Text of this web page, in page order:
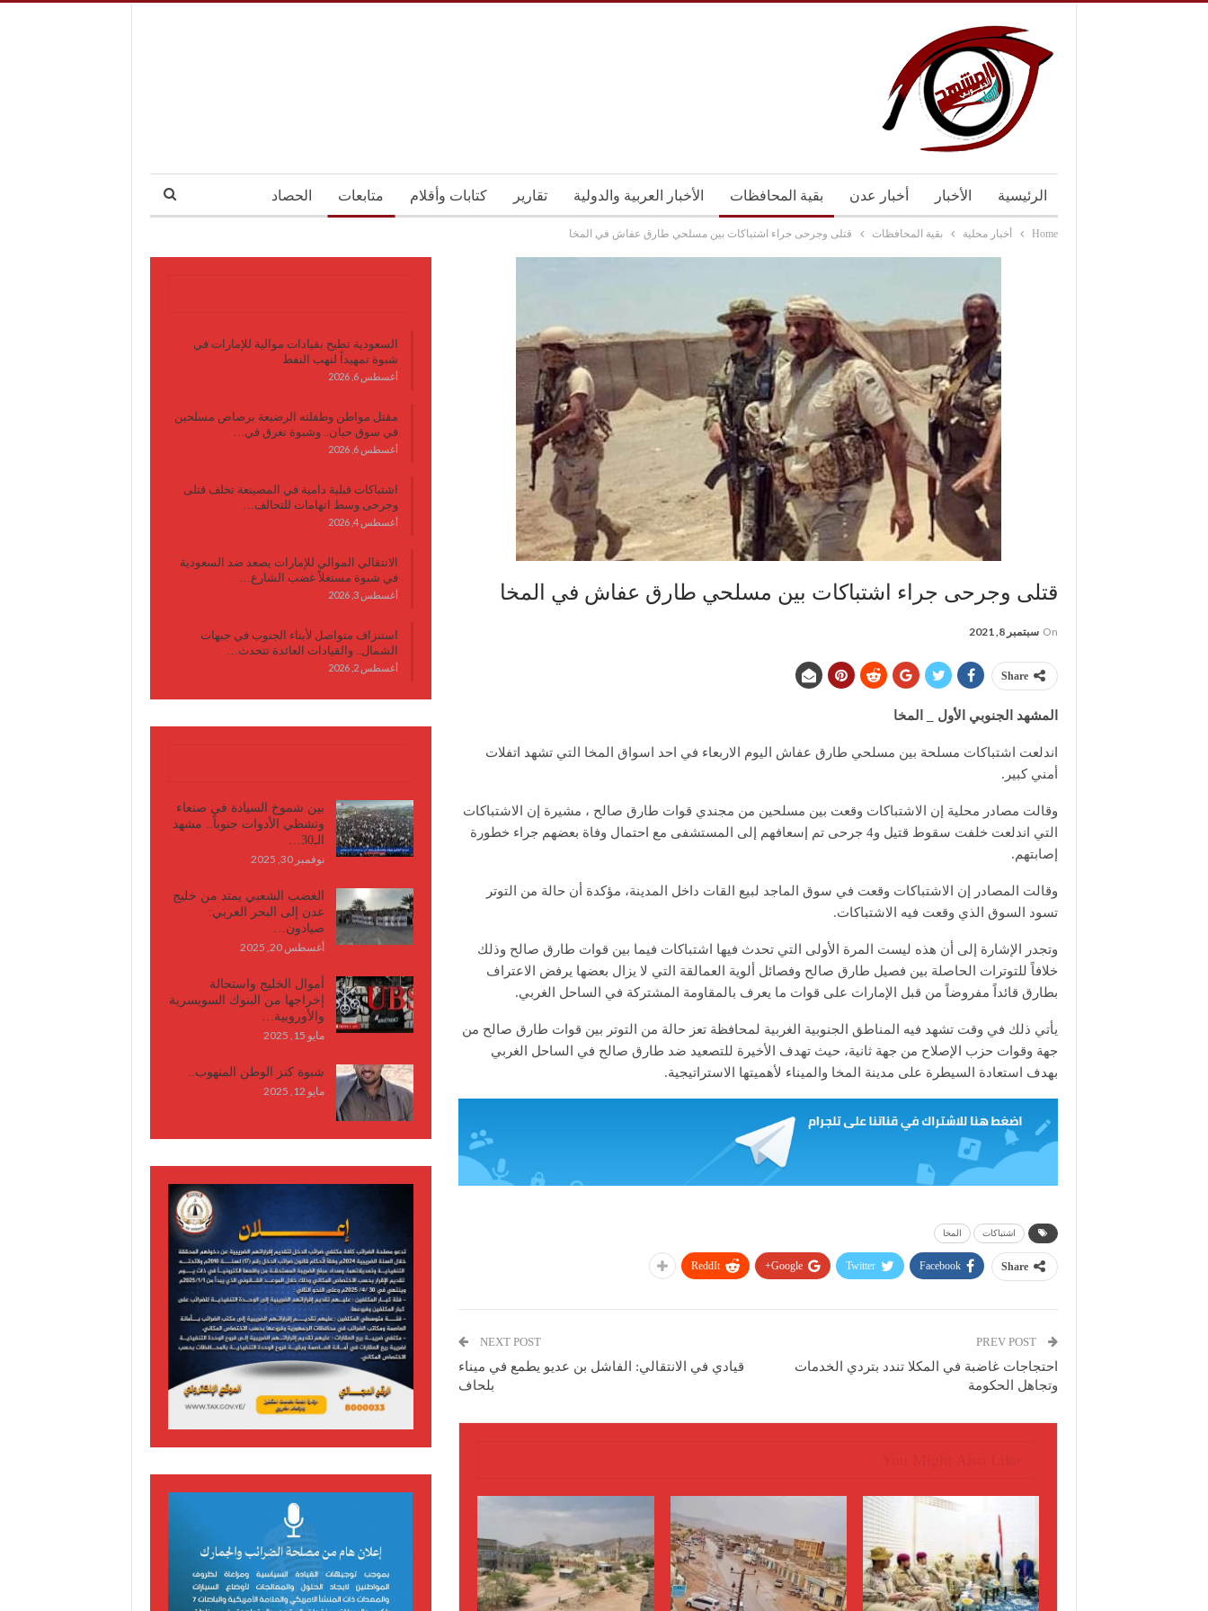
الرئيسية الأخبار أخبار عدن بقية المحافظات الأخبار العربية والدولية تقارير كتابات وأقلام متابعات الحصاد
Home أخبار محلية بقية المحافظات قتلى وجرحى جراء اشتباكات بين مسلحي طارق عفاش في المخا
قتلى وجرحى جراء اشتباكات بين مسلحي طارق عفاش في المخا
On سبتمبر 8, 2021
Share
المشهد الجنوبي الأول _ المخا
اندلعت اشتباكات مسلحة بين مسلحي طارق عفاش اليوم الاربعاء في احد اسواق المخا التي تشهد اتفلات
أمني كبير.
وقالت مصادر محلية إن الاشتباكات وقعت بين مسلحين من مجندي قوات طارق صالح ، مشيرة إن الاشتباكات
التي اندلعت خلفت سقوط قتيل و4 جرحى تم إسعافهم إلى المستشفى مع احتمال وفاة بعضهم جراء خطورة
إصابتهم.
وقالت المصادر إن الاشتباكات وقعت في سوق الماجد لبيع القات داخل المدينة، مؤكدة أن حالة من التوتر
تسود السوق الذي وقعت فيه الاشتباكات.
وتجدر الإشارة إلى أن هذه ليست المرة الأولى التي تحدث فيها اشتباكات فيما بين قوات طارق صالح وذلك
خلافاً للتوترات الحاصلة بين فصيل طارق صالح وفصائل ألوية العمالقة التي لا يزال بعضها يرفض الاعتراف
بطارق قائداً مفروضاً من قبل الإمارات على قوات ما يعرف بالمقاومة المشتركة في الساحل الغربي.
يأتي ذلك في وقت تشهد فيه المناطق الجنوبية الغربية لمحافظة تعز حالة من التوتر بين قوات طارق صالح من
جهة وقوات حزب الإصلاح من جهة ثانية، حيث تهدف الأخيرة للتصعيد ضد طارق صالح في الساحل الغربي
بهدف استعادة السيطرة على مدينة المخا والميناء لأهميتها الاستراتيجية.
اشتباكات المخا
Share
Facebook
Twitter
Google+
ReddIt
احتجاجات غاضبة في المكلا تندد بتردي الخدمات
وتجاهل الحكومة
NEXT POST
قيادي في الانتقالي: الفاشل بن عديو يطمع في ميناء
بلحاف
السعودية تطيح بقيادات موالية للإمارات في
شبوة تمهيداً لنهب النفط
أغسطس 6, 2026
مقتل مواطن وطفلته الرضيعة برصاص مسلحين
في سوق حبان.. وشبوة تغرق في…
أغسطس 6, 2026
اشتباكات قبلية دامية في المصينعة تخلف قتلى
وجرحى وسط اتهامات للتحالف…
أغسطس 4, 2026
الانتقالي الموالي للإمارات يصعد ضد السعودية
في شبوة مستغلاً غضب الشارع…
أغسطس 3, 2026
استنزاف متواصل لأبناء الجنوب في جبهات
الشمال.. والقيادات العائدة تتحدث…
أغسطس 2, 2026
بين شموخ السيادة في صنعاء
وتشظي الأدوات جنوباً.. مشهد
الـ30…
نوفمبر 30, 2025
الغضب الشعبي يمتد من خليج
عدن إلى البحر العربي:
صيادون…
أغسطس 20, 2025
أموال الخليج واستحالة
إخراجها من البنوك السويسرية
والأوروبية…
مايو 15, 2025
شبوة كنز الوطن المنهوب..
مايو 12, 2025